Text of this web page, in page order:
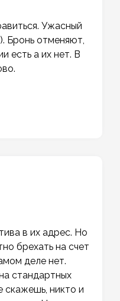
Ужасный
Бронь отменяют,
есть а их нет. В
в их адрес. Но
брехать на счет
деле нет.
стандартных
скажешь, никто и